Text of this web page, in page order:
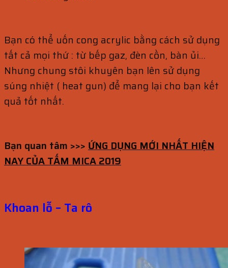
Bạn có thể uốn cong acrylic bằng cách sử dụng
tất cả mọi thứ : từ bếp gaz, đèn cồn, bàn ủi…
Nhưng chung stôi khuyên bạn lên sử dụng
súng nhiệt ( heat gun) để mang lại cho bạn kết
quả tốt nhất.
Bạn quan tâm >>> ỨNG DỤNG MỚI NHẤT HIỆN
NAY CỦA TẤM MICA 2019
Khoan lỗ – Ta rô